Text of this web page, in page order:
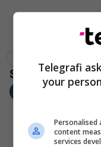
Telegrafi
your
Personalised
content
services